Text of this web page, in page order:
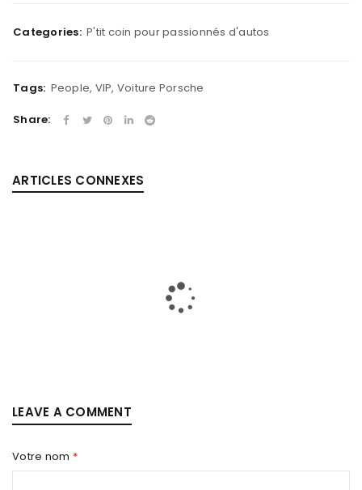
Categories: P'tit coin pour passionnés d'autos
Tags: People, VIP, Voiture Porsche
Share:
ARTICLES CONNEXES
LEAVE A COMMENT
Votre nom *